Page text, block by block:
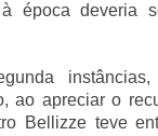
época deveria
ao apreciar o
Bellizze teve